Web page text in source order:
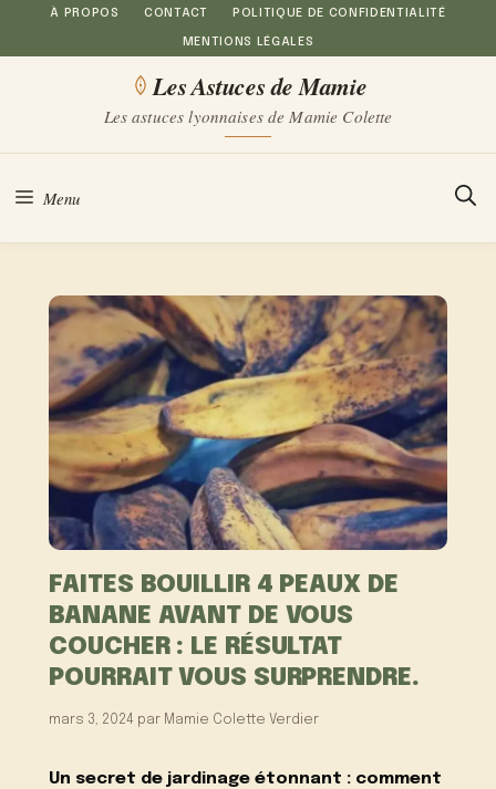
Aller
au
À PROPOS CONTACT POLITIQUE DE CONFIDENTIALITÉ
MENTIONS LÉGALES
Les Astuces de Mamie
Les astuces lyonnaises de Mamie Colette
Menu
FAITES BOUILLIR 4 PEAUX DE
BANANE AVANT DE VOUS
COUCHER : LE RÉSULTAT
POURRAIT VOUS SURPRENDRE.
mars 3, 2024 par Mamie Colette Verdier
Un secret de jardinage étonnant : comment